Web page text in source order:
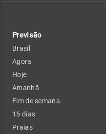
Previsão
Brasil
Agora
Hoje
Amanhã
Fim de semana
15 dias
Praias